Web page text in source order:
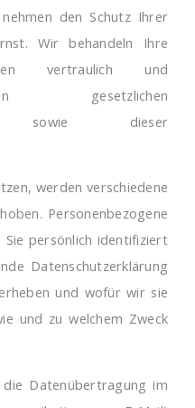
den Schutz Ihrer
Wir behandeln Ihre
vertraulich und
gesetzlichen
sowie dieser
werden verschiedene
Personenbezogene
persönlich identifiziert
Datenschutzerklärung
und wofür wir sie
und zu welchem Zweck
Datenübertragung im